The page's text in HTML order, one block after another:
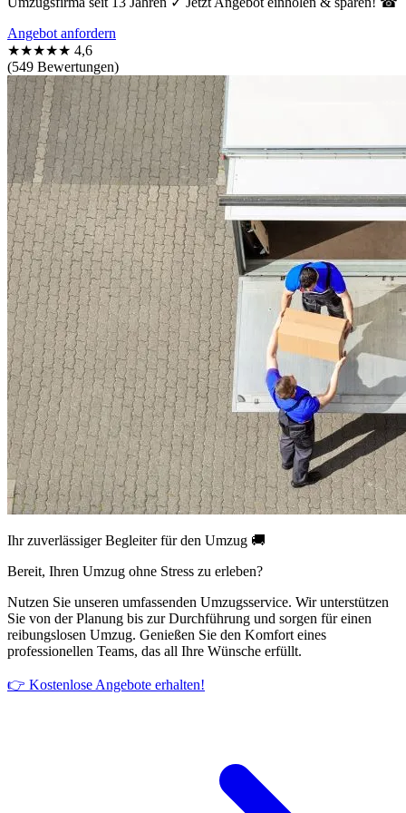
Angebot anfordern
★★★★★ 4,6
(549 Bewertungen)
Ihr zuverlässiger Begleiter für den Umzug 🚚
Bereit, Ihren Umzug ohne Stress zu erleben?
Nutzen Sie unseren umfassenden Umzugsservice. Wir unterstützen
Sie von der Planung bis zur Durchführung und sorgen für einen
reibungslosen Umzug. Genießen Sie den Komfort eines
professionellen Teams, das all Ihre Wünsche erfüllt.
👉 Kostenlose Angebote erhalten!